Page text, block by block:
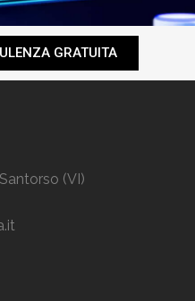
GRATUITA
(VI)